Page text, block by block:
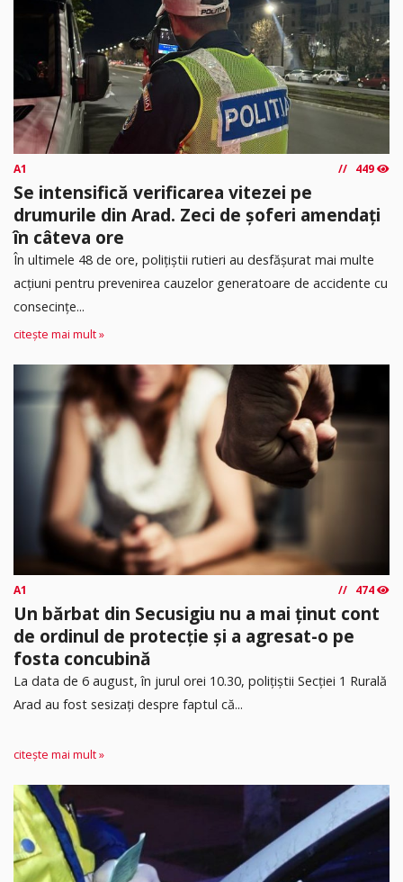
A1 449
Se intensifică verificarea vitezei pe
drumurile din Arad. Zeci de șoferi amendați
în câteva ore
În ultimele 48 de ore, polițiștii rutieri au desfășurat mai multe
acțiuni pentru prevenirea cauzelor generatoare de accidente cu
consecințe...
citește mai mult »
A1 474
Un bărbat din Secusigiu nu a mai ținut cont
de ordinul de protecție și a agresat-o pe
fosta concubină
​La data de 6 august, în jurul orei 10.30, polițiștii Secției 1 Rurală
Arad au fost sesizați despre faptul că...
citește mai mult »